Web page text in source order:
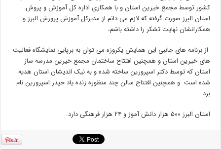
کشور توسط مجمع خیرین استان و با همکاری اداره کل آموزش و پروش
استان البرز صورت گرفته که لازم می دانم از مدیرکل آموزش پرورش البرز و
همکارانشان نهایت تشکر را داشته باشم،
از برنامه های جانبی این همایش یکروزه می توان به برپایی نمایشگاه فعالیت
های خیرین استان و همچنین افتتاح ساختمان مجمع خیرین مدرسه ساز
استان که توسط دکتر اسپرورین ساخته شده و به نیک اندیشان استان هدیه
شده است و همچنین افتتاح سالن چند منظوره زنده یاد حیدر اسپرورین نام
برد.
استان البرز ۵۰۰ هزار دانش آموز و ۲۴ هزار فرهنگی دارد.